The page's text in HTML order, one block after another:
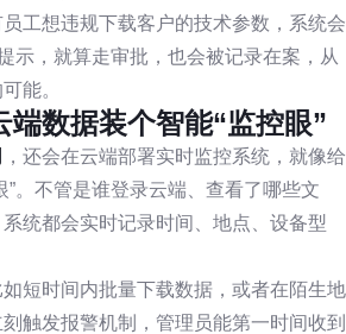
工想违规下载客户的技术参数，系统会
示，就算走审批，也会被记录在案，从
能。
端数据装个智能“监控眼”
，还会在云端部署实时监控系统，就像给
”。不管是谁登录云端、查看了哪些文
统都会实时记录时间、地点、设备型
短时间内批量下载数据，或者在陌生地
触发报警机制，管理员能第一时间收到